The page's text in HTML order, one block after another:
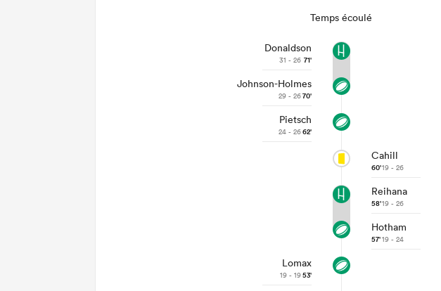
Temps écoulé
Donaldson
31 - 26 71'
Johnson-Holmes
29 - 2670'
Pietsch
24 - 2662'
Cahill
60'19 - 26
Reihana
58'19 - 26
Hotham
57'19 - 24
Lomax
19 - 1953'